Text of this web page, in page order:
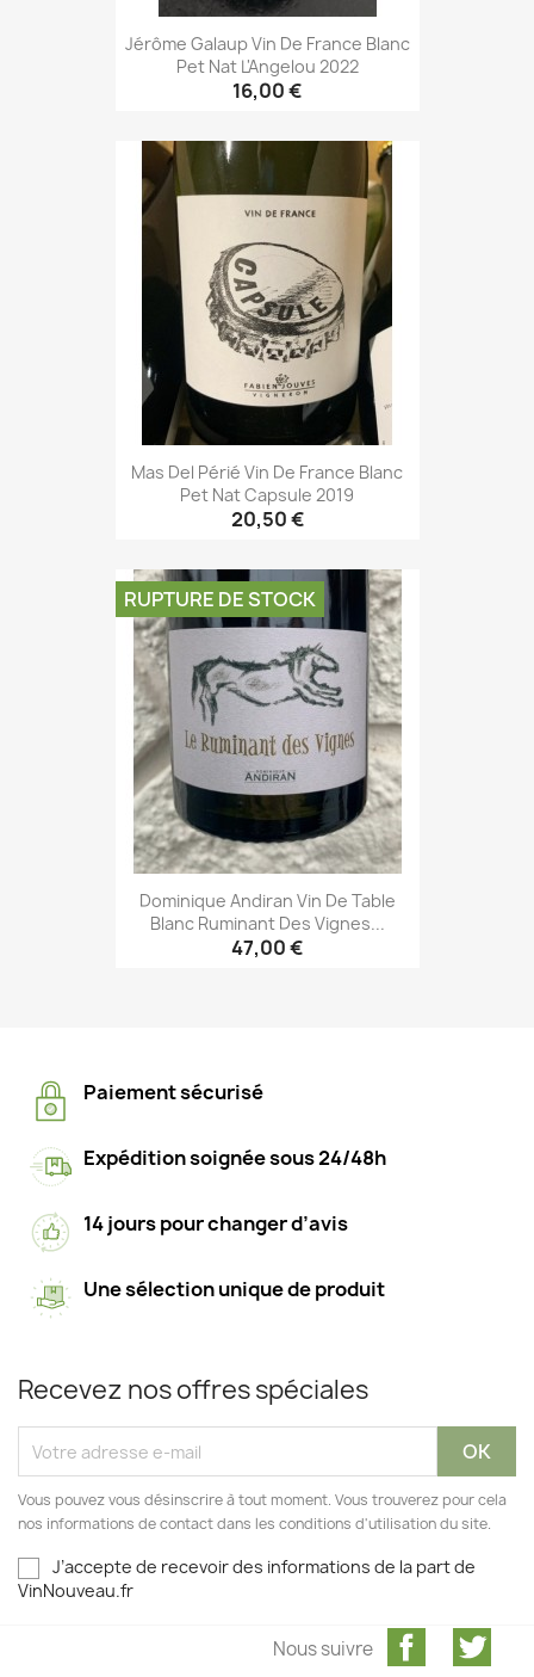
Jérôme Galaup Vin De France Blanc
Pet Nat L'Angelou 2022
16,00 €
Mas Del Périé Vin De France Blanc
Pet Nat Capsule 2019
20,50 €
Dominique Andiran Vin De Table
Blanc Ruminant Des Vignes...
47,00 €
RUPTURE DE STOCK
Paiement sécurisé
Expédition soignée sous 24/48h
14 jours pour changer d’avis
Une sélection unique de produit
Recevez nos offres spéciales
Vous pouvez vous désinscrire à tout moment. Vous trouverez pour cela
nos informations de contact dans les conditions d'utilisation du site.
J’accepte de recevoir des informations de la part de
VinNouveau.fr
Facebook
Nous suivre